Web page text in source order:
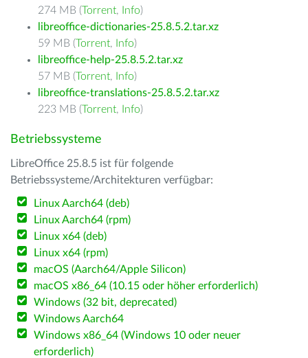
274 MB (Torrent, Info)
libreoffice-dictionaries-25.8.5.2.tar.xz
59 MB (Torrent, Info)
libreoffice-help-25.8.5.2.tar.xz
57 MB (Torrent, Info)
libreoffice-translations-25.8.5.2.tar.xz
223 MB (Torrent, Info)
Betriebssysteme
LibreOffice 25.8.5 ist für folgende
Betriebssysteme/Architekturen verfügbar:
Linux Aarch64 (deb)
Linux Aarch64 (rpm)
Linux x64 (deb)
Linux x64 (rpm)
macOS (Aarch64/Apple Silicon)
macOS x86_64 (10.15 oder höher erforderlich)
Windows (32 bit, deprecated)
Windows Aarch64
Windows x86_64 (Windows 10 oder neuer
erforderlich)